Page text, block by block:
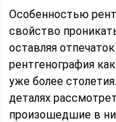
Особенностью
свойство
оставляя
рентгенография
уже более
деталях
произошедшие в